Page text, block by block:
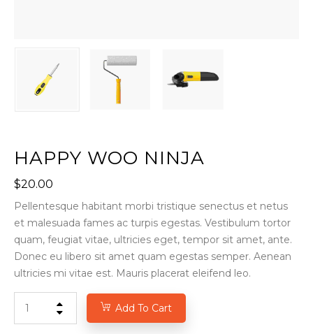
HAPPY WOO NINJA
$20.00
Pellentesque habitant morbi tristique senectus et netus
et malesuada fames ac turpis egestas. Vestibulum tortor
quam, feugiat vitae, ultricies eget, tempor sit amet, ante.
Donec eu libero sit amet quam egestas semper. Aenean
ultricies mi vitae est. Mauris placerat eleifend leo.
Add To Cart